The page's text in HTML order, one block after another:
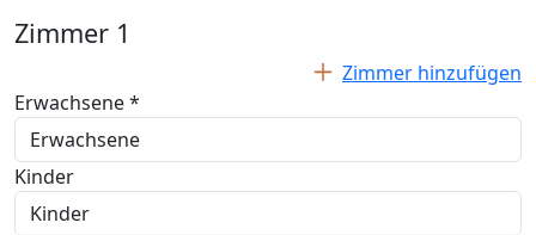
Zimmer 1
Zimmer hinzufügen
Erwachsene *
Kinder